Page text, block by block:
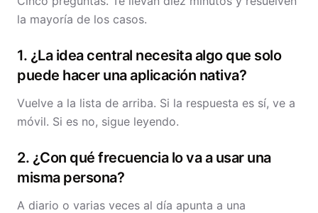
la mayoría de los casos.
1. ¿La idea central necesita algo que solo
puede hacer una aplicación nativa?
Vuelve a la lista de arriba. Si la respuesta es sí, ve a
móvil. Si es no, sigue leyendo.
2. ¿Con qué frecuencia lo va a usar una
misma persona?
A diario o varias veces al día apunta a una